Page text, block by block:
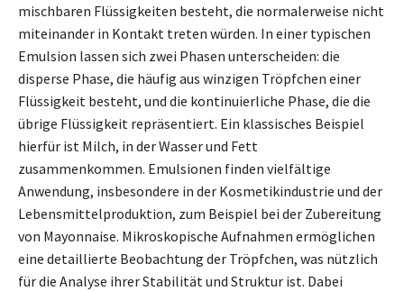
mischbaren Flüssigkeiten besteht, die normalerweise nicht
miteinander in Kontakt treten würden. In einer typischen
Emulsion lassen sich zwei Phasen unterscheiden: die
disperse Phase, die häufig aus winzigen Tröpfchen einer
Flüssigkeit besteht, und die kontinuierliche Phase, die die
übrige Flüssigkeit repräsentiert. Ein klassisches Beispiel
hierfür ist Milch, in der Wasser und Fett
zusammenkommen. Emulsionen finden vielfältige
Anwendung, insbesondere in der Kosmetikindustrie und der
Lebensmittelproduktion, zum Beispiel bei der Zubereitung
von Mayonnaise. Mikroskopische Aufnahmen ermöglichen
eine detaillierte Beobachtung der Tröpfchen, was nützlich
für die Analyse ihrer Stabilität und Struktur ist. Dabei